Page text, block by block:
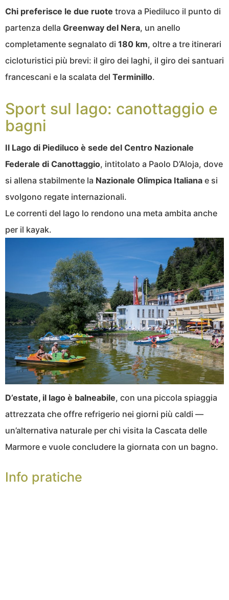
Chi preferisce le due ruote trova a Piediluco il punto di
partenza della Greenway del Nera, un anello
completamente segnalato di 180 km, oltre a tre itinerari
cicloturistici più brevi: il giro dei laghi, il giro dei santuari
francescani e la scalata del Terminillo.
Sport sul lago: canottaggio e
bagni
Il Lago di Piediluco è sede del Centro Nazionale
Federale di Canottaggio, intitolato a Paolo D’Aloja, dove
si allena stabilmente la Nazionale Olimpica Italiana e si
svolgono regate internazionali.
Le correnti del lago lo rendono una meta ambita anche
per il kayak.
D’estate, il lago è balneabile, con una piccola spiaggia
attrezzata che offre refrigerio nei giorni più caldi —
un’alternativa naturale per chi visita la Cascata delle
Marmore e vuole concludere la giornata con un bagno.
Info pratiche